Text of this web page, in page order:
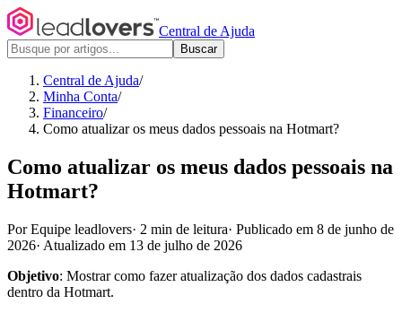
Central de Ajuda
Buscar
Central de Ajuda/
Minha Conta/
Financeiro/
Como atualizar os meus dados pessoais na Hotmart?
Como atualizar os meus dados pessoais na
Hotmart?
Por Equipe leadlovers· 2 min de leitura· Publicado em 8 de junho de
2026· Atualizado em 13 de julho de 2026
Objetivo: Mostrar como fazer atualização dos dados cadastrais
dentro da Hotmart.